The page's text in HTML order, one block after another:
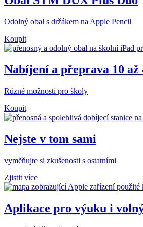
Odolný obal s držákem na Apple Pencil
Koupit
Nabíjení a přeprava 10
Různé možnosti pro školy
Koupit
Nejste v tom sami
vyměňujte si zkušenosti s ostatními
Zjistit více
Aplikace pro výuku i